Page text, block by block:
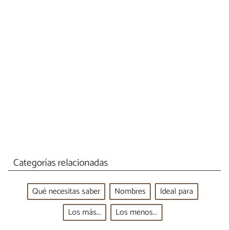
Categorías relacionadas
Qué necesitas saber Nombres
Ideal para
Los más...
Los menos...